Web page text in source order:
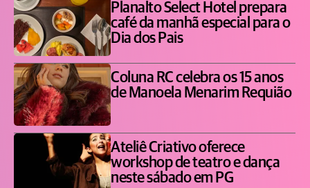
Planalto Select Hotel prepara
café da manhã especial para o
Dia dos Pais
Coluna RC celebra os 15 anos
de Manoela Menarim Requião
Ateliê Criativo oferece
workshop de teatro e dança
neste sábado em PG